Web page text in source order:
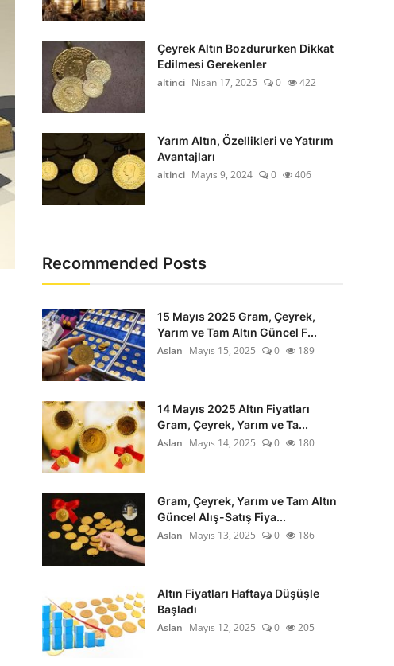
Çeyrek Altın Bozdururken Dikkat
Edilmesi Gerekenler
altinci Nisan 17, 2025 0 422
Yarım Altın, Özellikleri ve Yatırım
Avantajları
altinci Mayıs 9, 2024 0 406
Recommended Posts
15 Mayıs 2025 Gram, Çeyrek,
Yarım ve Tam Altın Güncel F...
Aslan Mayıs 15, 2025 0 189
14 Mayıs 2025 Altın Fiyatları
Gram, Çeyrek, Yarım ve Ta...
Aslan Mayıs 14, 2025 0 180
Gram, Çeyrek, Yarım ve Tam Altın
Güncel Alış-Satış Fiya...
Aslan Mayıs 13, 2025 0 186
Altın Fiyatları Haftaya Düşüşle
Başladı
Aslan Mayıs 12, 2025 0 205